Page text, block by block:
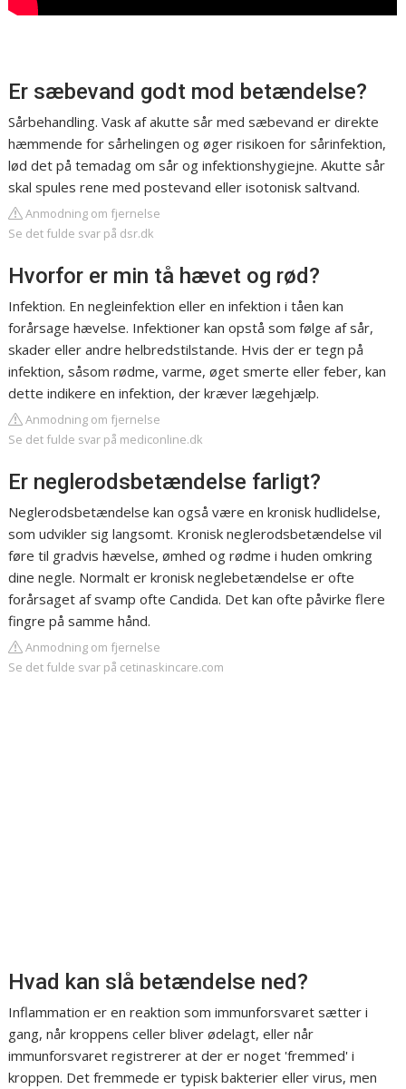
Er sæbevand godt mod betændelse?
Sårbehandling. Vask af akutte sår med sæbevand er direkte
hæmmende for sårhelingen og øger risikoen for sårinfektion,
lød det på temadag om sår og infektionshygiejne. Akutte sår
skal spules rene med postevand eller isotonisk saltvand.
Anmodning om fjernelse
Se det fulde svar på dsr.dk
Hvorfor er min tå hævet og rød?
Infektion. En negleinfektion eller en infektion i tåen kan
forårsage hævelse. Infektioner kan opstå som følge af sår,
skader eller andre helbredstilstande. Hvis der er tegn på
infektion, såsom rødme, varme, øget smerte eller feber, kan
dette indikere en infektion, der kræver lægehjælp.
Anmodning om fjernelse
Se det fulde svar på mediconline.dk
Er neglerodsbetændelse farligt?
Neglerodsbetændelse kan også være en kronisk hudlidelse,
som udvikler sig langsomt. Kronisk neglerodsbetændelse vil
føre til gradvis hævelse, ømhed og rødme i huden omkring
dine negle. Normalt er kronisk neglebetændelse er ofte
forårsaget af svamp ofte Candida. Det kan ofte påvirke flere
fingre på samme hånd.
Anmodning om fjernelse
Se det fulde svar på cetinaskincare.com
Hvad kan slå betændelse ned?
Inflammation er en reaktion som immunforsvaret sætter i
gang, når kroppens celler bliver ødelagt, eller når
immunforsvaret registrerer at der er noget 'fremmed' i
kroppen. Det fremmede er typisk bakterier eller virus, men